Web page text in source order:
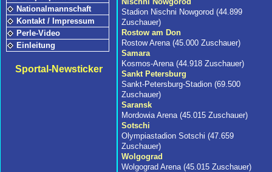
Nationalmannschaft
Kontakt / Impressum
Perle-Video
Einleitung
Sportal-Newsticker
Stadion Nischni Nowgorod (44.899
Zuschauer)
Rostow am Don
Rostow Arena (45.000 Zuschauer)
Samara
Kosmos-Arena (44.918 Zuschauer)
Sankt Petersburg
Sankt-Petersburg-Stadion (69.500
Zuschauer)
Saransk
Mordowia Arena (45.015 Zuschauer)
Sotschi
Olympiastadion Sotschi (47.659
Zuschauer)
Wolgograd
Wolgograd Arena (45.015 Zuschauer)